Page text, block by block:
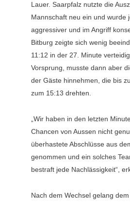
Lauer. Saarpfalz nutzte die
Mannschaft neu ein und wurde
aggressiver und im Angriff
Bitburg zeigte sich wenig
11:12 in der 27. Minute
Vorsprung, musste dann aber
der Gäste hinnehmen, die bis
zum 15:13 drehten.
„Wir haben in den letzten
Chancen von Aussen nicht
überhastete Abschlüsse aus
genommen und ein solches
bestraft jede Nachlässigkeit“,
Nach dem Wechsel gelang